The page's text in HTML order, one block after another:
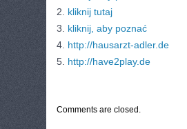
2. kliknij tutaj
3. kliknij, aby poznać
4. http://hausarzt-adler.de
5. http://have2play.de
Comments are closed.